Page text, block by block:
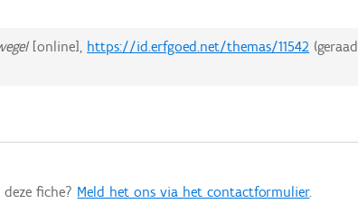
[online], https://id.erfgoed.net/themas/11542
fiche? Meld het ons via het contactformulier.